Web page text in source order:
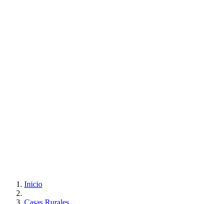
Inicio
Casas Rurales